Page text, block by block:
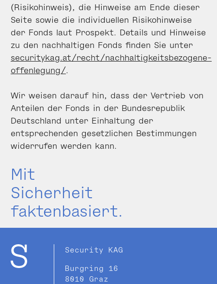
(Risikohinweis), die Hinweise am Ende dieser
Seite sowie die individuellen Risikohinweise
der Fonds laut Prospekt. Details und Hinweise
zu den nachhaltigen Fonds finden Sie unter
securitykag.at/recht/nachhaltigkeitsbezogene-
offenlegung/.
Wir weisen darauf hin, dass der Vertrieb von
Anteilen der Fonds in der Bundesrepublik
Deutschland unter Einhaltung der
entsprechenden gesetzlichen Bestimmungen
widerrufen werden kann.
Mit
Sicherheit
faktenbasiert.
Security KAG
Burgring 16
8010 Graz